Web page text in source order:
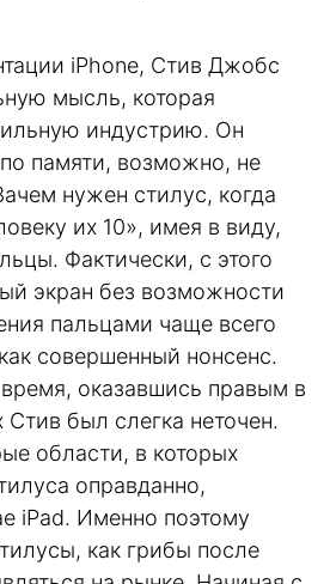
iPhone, Стив Джобс
мысль, которая
индустрию. Он
памяти, возможно, не
нужен стилус, когда
их 10», имея в виду,
Фактически, с этого
экран без возможности
пальцами чаще всего
совершенный нонсенс.
оказавшись правым в
был слегка неточен.
области, в которых
оправданно,
iPad. Именно поэтому
как грибы после